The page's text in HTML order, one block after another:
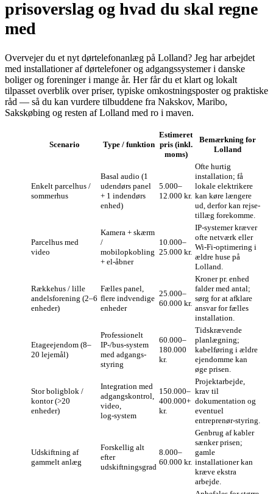
prisoverslag og hvad du skal regne
med
Overvejer du et nyt dørtelefonanlæg på Lolland? Jeg har arbejdet
med installationer af dørtelefoner og adgangssystemer i danske
boliger og foreninger i mange år. Her får du et klart og lokalt
tilpasset overblik over priser, typiske omkostningsposter og praktiske
råd — så du kan vurdere tilbuddene fra Nakskov, Maribo,
Sakskøbing og resten af Lolland med ro i maven.
Scenario Type / funktion
Estimeret
pris (inkl.
moms)
Bemærkning for
Lolland
Enkelt parcelhus /
sommerhus
Basal audio (1
udendørs panel
+ 1 indendørs
enhed)
5.000–
12.000 kr.
Ofte hurtig
installation; få
lokale elektrikere
kan køre længere
ud, derfor kan rejse­
tillæg forekomme.
Parcelhus med
video
Kamera + skærm
/
mobilopkobling
+ el‑åbner
10.000–
25.000 kr.
IP-systemer kræver
ofte netværk eller
Wi‑Fi-optimering i
ældre huse på
Lolland.
Rækkehus / lille
andelsforening (2–6
enheder)
Fælles panel,
flere indvendige
enheder
25.000–
60.000 kr.
Kroner pr. enhed
falder med antal;
sørg for at afklare
ansvar for fælles
installation.
Etageejendom (8–
20 lejemål)
Professionelt
IP-/bus‑system
med adgangs­
styring
60.000–
180.000
kr.
Tidskrævende
planlægning;
kabelføring i ældre
ejendomme kan
øge prisen.
Stor boligblok /
kontor (>20
enheder)
Integration med
adgangskontrol,
video,
log‑system
150.000–
400.000+
kr.
Projektarbejde,
krav til
dokumentation og
eventuel
entreprenør‑styring.
Udskiftning af
gammelt anlæg
Forskellig alt
efter
udskiftningsgrad
8.000–
60.000 kr.
Genbrug af kabler
sænker prisen;
gamle
installationer kan
kræve ekstra
arbejde.